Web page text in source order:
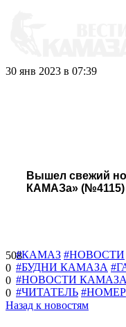
30 янв 2023 в 07:39
Вышел свежий
КАМАЗа» (№4115)
508
0
0
0
Назад к новостям
#КАМАЗ #НОВОСТИ
#БУДНИ КАМАЗА
#НОВОСТИ КАМАЗА
#ЧИТАТЕЛЬ #НОМЕР